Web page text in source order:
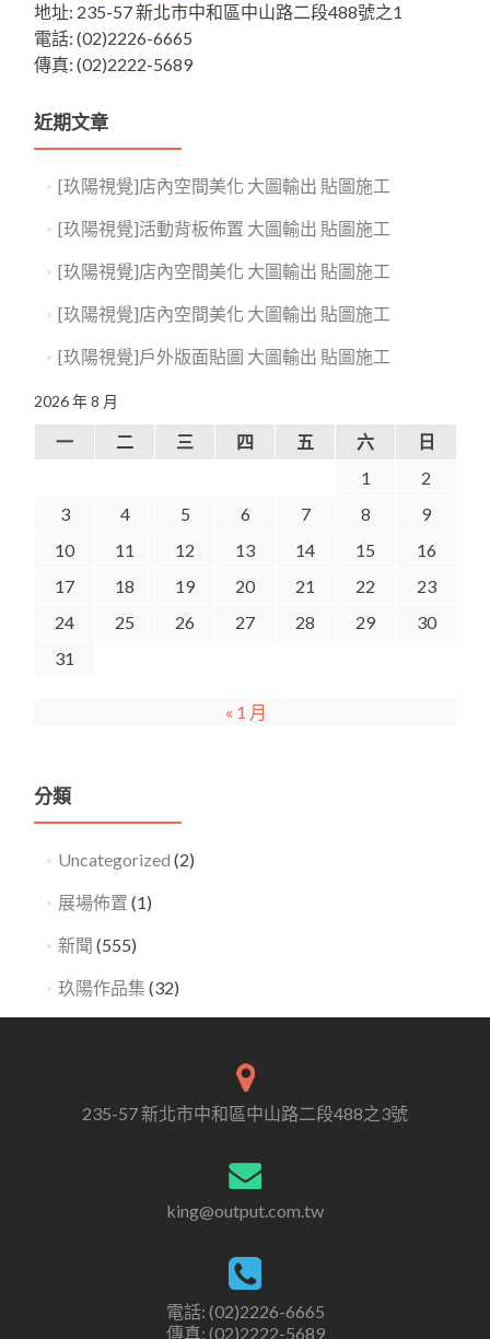
地址: 235-57 新北市中和區中山路二段488號之1
電話: (02)2226-6665
傳真: (02)2222-5689
近期文章
[玖陽視覺]店內空間美化 大圖輸出 貼圖施工
[玖陽視覺]活動背板佈置 大圖輸出 貼圖施工
[玖陽視覺]店內空間美化 大圖輸出 貼圖施工
[玖陽視覺]店內空間美化 大圖輸出 貼圖施工
[玖陽視覺]戶外版面貼圖 大圖輸出 貼圖施工
2026 年 8 月
一 二 三 四 五 六
日
1
2
3
4 5 6 7 8
9
10
11 12 13 14 15
16
17
18 19 20 21 22
23
24
25 26 27 28 29
30
31
« 1 月
分類
Uncategorized (2)
展場佈置 (1)
新聞 (555)
玖陽作品集 (32)
235-57 新北市中和區中山路二段488之3號
king@output.com.tw
電話: (02)2226-6665
傳真: (02)2222-5689